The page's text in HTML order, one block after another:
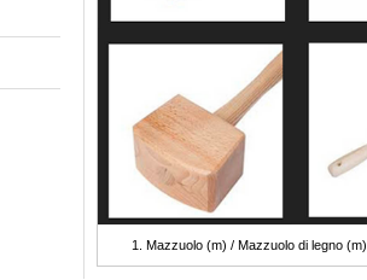
Mazzuolo (m) / Mazzuolo di legno (m)